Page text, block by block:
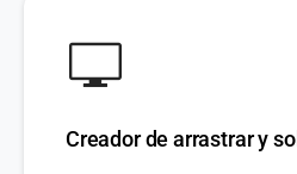
Creador de arrastrar y